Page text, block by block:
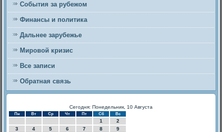
События за рубежом
Финансы и политика
Дальнее зарубежье
Мировой кризис
Все записи
Обратная связь
Сегодня: Понедельник, 10 Августа
Пн Вт Ср Чт Пт Сб Вс
1
2
3
4 5 6 7 8
9